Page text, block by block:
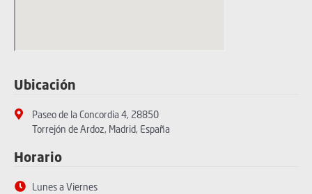
Ubicación
Paseo de la Concordia 4, 28850
Torrejón de Ardoz, Madrid, España
Horario
Lunes a Viernes